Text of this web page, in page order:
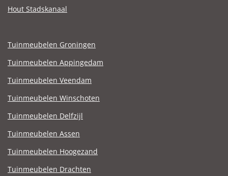
Hout Stadskanaal
Tuinmeubelen Groningen
Tuinmeubelen Appingedam
Tuinmeubelen Veendam
Tuinmeubelen Winschoten
Tuinmeubelen Delfzijl
Tuinmeubelen Assen
Tuinmeubelen Hoogezand
Tuinmeubelen Drachten